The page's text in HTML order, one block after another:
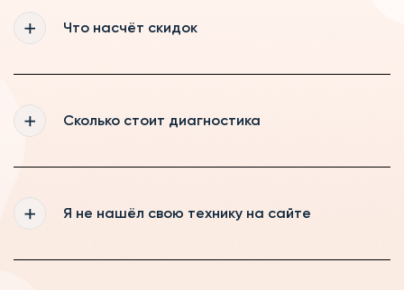
дней на все выполненные нашими
мастерами работы, а так же на запчасти,
Что насчёт скидок
клиентам и пенсионерам
Сколько стоит диагностика
диагностика для Вас будет бесплатной,
если же вы будете забирать технику, то
Я не нашёл свою технику на сайте